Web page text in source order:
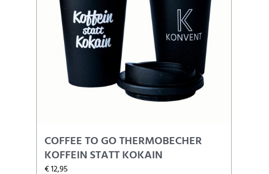
COFFEE TO GO THERMOBECHER
KOFFEIN STATT KOKAIN
€12,95